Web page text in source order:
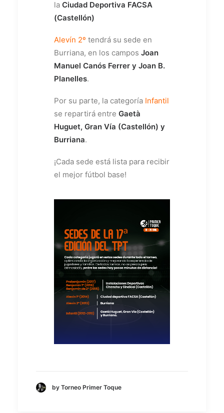
la Ciudad Deportiva FACSA
(Castellón)
Alevín 2º tendrá su sede en
Burriana, en los campos Joan
Manuel Canós Ferrer y Joan B.
Planelles.
Por su parte, la categoría Infantil
se repartirá entre Gaetà
Huguet, Gran Vía (Castellón) y
Burriana.
¡Cada sede está lista para recibir
el mejor fútbol base!
by Torneo Primer Toque